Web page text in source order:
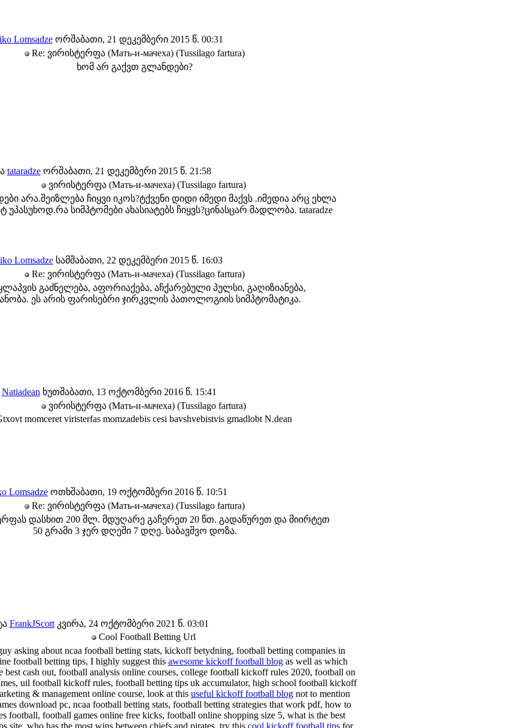
Lomsadzeორშაბათი, 21 დეკემბერი 2015 წ. 00:31
Re: ვირისტერფა (Мать-и-мачеха) (Tussilago fartura)
ხომ არ გაქვთ გლანდები?
tataradzeორშაბათი, 21 დეკემბერი 2015 წ. 21:58
ვირისტერფა (Мать-и-мачеха) (Tussilago fartura)
არა.შეიზლება ჩიყვი იკოს?ტქვენი დიდი იმედი მაქვს .იმედია არც ეხლა
უპასუხოდ.რა სიმპტომები ახასიატებს ჩიყვს?ცინასცარ მადლობა. tataradze
Lomsadzeსამშაბათი, 22 დეკემბერი 2015 წ. 16:03
Re: ვირისტერფა (Мать-и-мачеха) (Tussilago fartura)
გაძნელება, აფორიაქება, აჩქარებული პულსი, გაღიზიანება,
ეს არის ფარისებრი ჯირკვლის პათოლოგიის სიმპტომატიკა.
Natiadean ხუთშაბათი, 13 ოქტომბერი 2016 წ. 15:41
ვირისტერფა (Мать-и-мачеха) (Tussilago fartura)
momceret viristerfas momzadebis cesi bavshvebistvis gmadlobt N.dean
Lomsadze ოთხშაბათი, 19 ოქტომბერი 2016 წ. 10:51
Re: ვირისტერფა (Мать-и-мачеха) (Tussilago fartura)
დასხით 200 მლ. მდუღარე გაჩერეთ 20 წთ. გადაწურეთ და მიირტეთ
50 გრამი 3 ჯერ დღეში 7 დღე. საბავშვო დოზა.
FrankJScottკვირა, 24 ოქტომბერი 2021 წ. 03:01
Cool Football Betting Url
asking about ncaa football betting stats, kickoff betydning, football betting companies in
football betting tips, I highly suggest this awesome kickoff football blogas well as which
best cash out, football analysis online courses, college football kickoff rules 2020, football on
uil football kickoff rules, football betting tips uk accumulator, high school football kickoff
& management online course, look at this useful kickoff football blog not to mention
download pc, ncaa football betting stats, football betting strategies that work pdf, how to
football, football games online free kicks, football online shopping size 5, what is the best
site, who has the most wins between chiefs and pirates, try this cool kickoff football tipsfor